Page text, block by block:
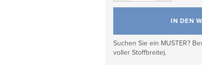
IN DEN
Suchen Sie ein MUSTER?
voller Stoffbreite).